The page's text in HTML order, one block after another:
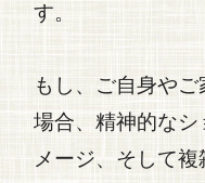
す。
もし、ご自身やご
場合、精神的な
メージ、そして